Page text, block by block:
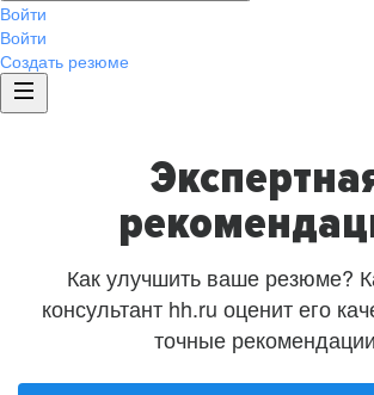
Войти
Войти
Создать резюме
Как улучшить ваше резюме?
консультант hh.ru оценит его
точные